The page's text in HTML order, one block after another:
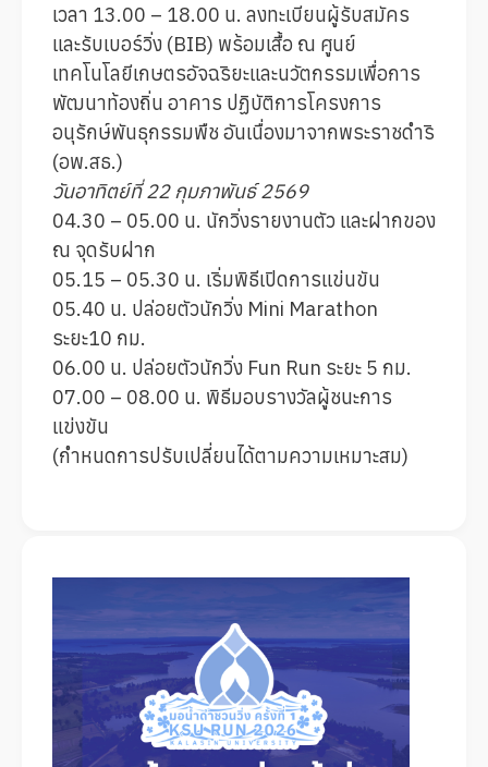
เวลา 13.00 – 18.00 น. ลงทะเบียนผู้รับสมัคร
และรับเบอร์วิ่ง (BIB) พร้อมเสื้อ ณ ศูนย์
เทคโนโลยีเกษตรอัจฉริยะและนวัตกรรมเพื่อการ
พัฒนาท้องถิ่น อาคาร ปฏิบัติการโครงการ
อนุรักษ์พันธุกรรมพืช อันเนื่องมาจากพระราชดำริ
(อพ.สธ.)
วันอาทิตย์ที่ 22 กุมภาพันธ์ 2569
04.30 – 05.00 น. นักวิ่งรายงานตัว และฝากของ
ณ จุดรับฝาก
05.15 – 05.30 น. เริ่มพิธีเปิดการแข่นขัน
05.40 น. ปล่อยตัวนักวิ่ง Mini Marathon
ระยะ10 กม.
06.00 น. ปล่อยตัวนักวิ่ง Fun Run ระยะ 5 กม.
07.00 – 08.00 น. พิธีมอบรางวัลผู้ชนะการ
แข่งขัน
(กำหนดการปรับเปลี่ยนได้ตามความเหมาะสม)